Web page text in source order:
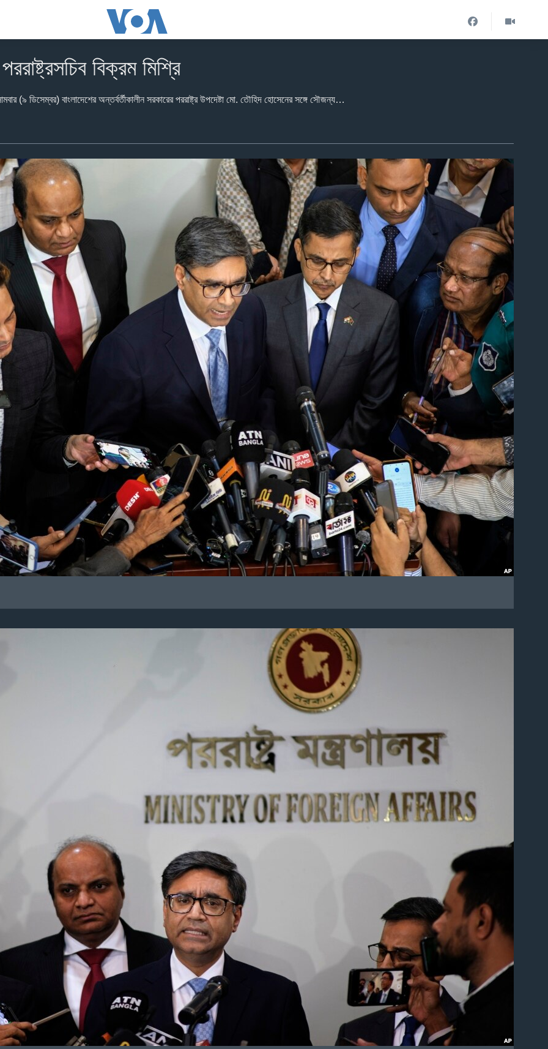
বিক্রম মিশ্রি
ভারতের পররাষ্ট্রসচিব বিক্রম মিশ্রি সোমবার (৯ ডিসেম্বর) বাংলাদেশের অন্তর্বর্তীকালীন সরকারের পররাষ্ট্র উপদেষ্টা মো. তৌহিদ হোসেনের সঙ্গে সৌজন্য সাক্ষাতের পর সাংবাদিকদের বলেন, "ভারত বাংলাদেশের সঙ্গে গঠনমূলক ও ইতিবাচকভাবে সম্পর্ক এগিয়ে নিতে চায়। দুই দেশের জনগণের স্বার্থে বাংলাদেশের অন্তর্বর্তী সরকারের সঙ্গে ঘনিষ্ঠভাবে কাজ করতে আগ্রহী ভারত"।